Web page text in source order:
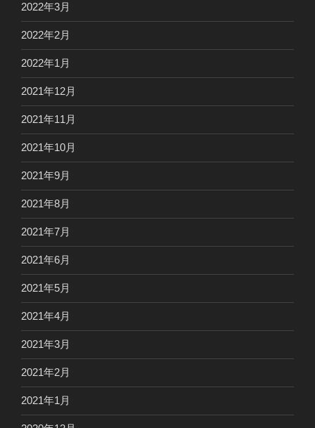
2022年3月
2022年2月
2022年1月
2021年12月
2021年11月
2021年10月
2021年9月
2021年8月
2021年7月
2021年6月
2021年5月
2021年4月
2021年3月
2021年2月
2021年1月